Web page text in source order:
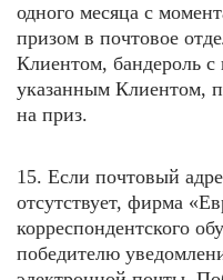
одного месяца с
призом в почтовое
Клиентом, бандероль с
указанным Клиентом,
на приз.
15. Если почтовый
отсутствует, фирма
корреспондентского
победителю